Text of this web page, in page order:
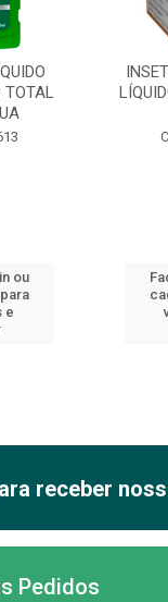
TOTAL
ou
e
receber
Pedidos